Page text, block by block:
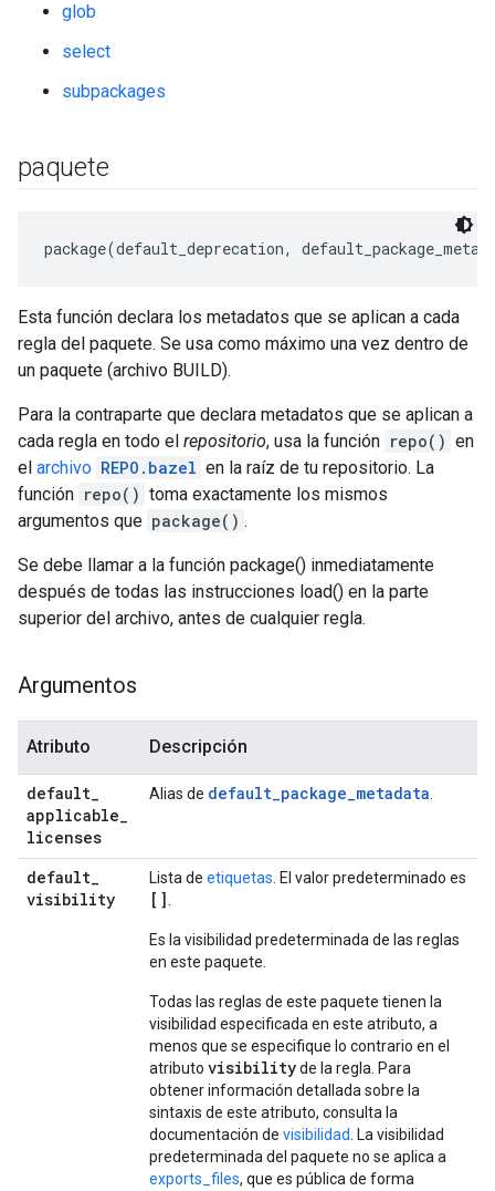
glob
select
subpackages
paquete
Esta función declara los metadatos que se aplican a cada
regla del paquete. Se usa como máximo una vez dentro de
un paquete (archivo BUILD).
Para la contraparte que declara metadatos que se aplican a
cada regla en todo el repositorio, usa la función repo() en
el archivo REPO.bazel en la raíz de tu repositorio. La
función repo() toma exactamente los mismos
argumentos que package() .
Se debe llamar a la función package() inmediatamente
después de todas las instrucciones load() en la parte
superior del archivo, antes de cualquier regla.
Argumentos
Atributo Descripción
default_
applicable_
licenses
Alias de default_package_metadata
default_
visibility
Lista de etiquetas . El valor predeterminado es
[]
Es la visibilidad predeterminada de las reglas
en este paquete.
Todas las reglas de este paquete tienen la
visibilidad especificada en este atributo, a
menos que se especifique lo contrario en el
atributo visibilityde la regla. Para
obtener información detallada sobre la
sintaxis de este atributo, consulta la
documentación de visibilidad
. La visibilidad
predeterminada del paquete no se aplica a
exports_files, que es pública de forma